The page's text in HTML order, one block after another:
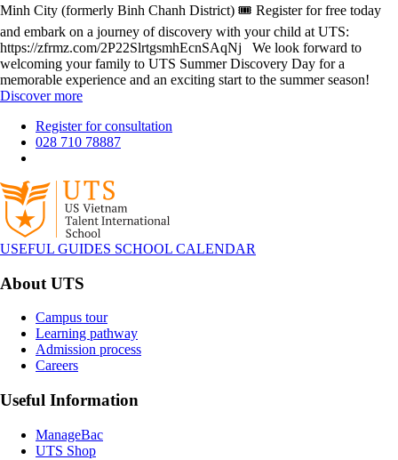
Minh City (formerly Binh Chanh District) 🎟 Register for free today
and embark on a journey of discovery with your child at UTS:
https://zfrmz.com/2P22SlrtgsmhEcnSAqNj We look forward to
welcoming your family to UTS Summer Discovery Day for a
memorable experience and an exciting start to the summer season!
Discover more
Register for consultation
028 710 78887
USEFUL GUIDES SCHOOL CALENDAR
About UTS
Campus tour
Learning pathway
Admission process
Careers
Useful Information
ManageBac
UTS Shop